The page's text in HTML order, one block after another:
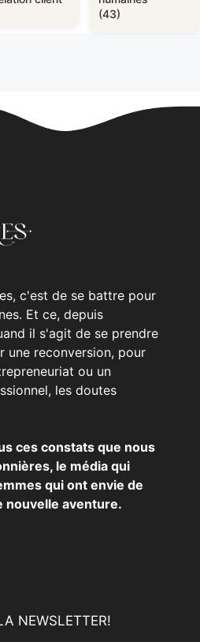
(43)
c'est de se battre pour
Et ce, depuis
il s'agit de se prendre
une reconversion, pour
ou un
les doutes
ces constats que nous
le média qui
qui ont envie de
nouvelle aventure.
NEWSLETTER!